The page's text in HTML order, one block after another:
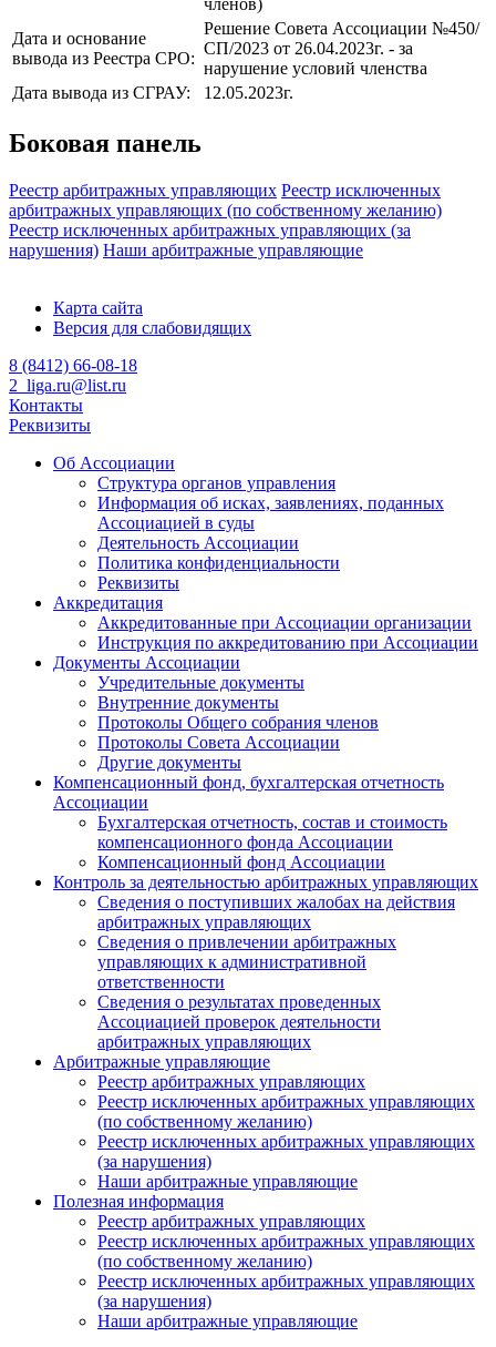
Дата и основание
вывода из Реестра СРО:
Решение Совета Ассоциации №450/
СП/2023 от 26.04.2023г. - за
нарушение условий членства
Дата вывода из СГРАУ:
12.05.2023г.
Боковая панель
Реестр арбитражных управляющих Реестр исключенных
арбитражных управляющих (по собственному желанию)
Реестр исключенных арбитражных управляющих (за
нарушения) Наши арбитражные управляющие
Карта сайта
Версия для слабовидящих
8 (8412) 66-08-18
2_liga.ru@list.ru
Контакты
Реквизиты
Об Ассоциации
Структура органов управления
Информация об исках, заявлениях, поданных
Ассоциацией в суды
Деятельность Ассоциации
Политика конфиденциальности
Реквизиты
Аккредитация
Аккредитованные при Ассоциации организации
Инструкция по аккредитованию при Ассоциации
Документы Ассоциации
Учредительные документы
Внутренние документы
Протоколы Общего собрания членов
Протоколы Совета Ассоциации
Другие документы
Компенсационный фонд, бухгалтерская отчетность
Ассоциации
Бухгалтерская отчетность, состав и стоимость
компенсационного фонда Ассоциации
Компенсационный фонд Ассоциации
Контроль за деятельностью арбитражных управляющих
Сведения о поступивших жалобах на действия
арбитражных управляющих
Сведения о привлечении арбитражных
управляющих к административной
ответственности
Сведения о результатах проведенных
Ассоциацией проверок деятельности
арбитражных управляющих
Арбитражные управляющие
Реестр арбитражных управляющих
Реестр исключенных арбитражных управляющих
(по собственному желанию)
Реестр исключенных арбитражных управляющих
(за нарушения)
Наши арбитражные управляющие
Полезная информация
Реестр арбитражных управляющих
Реестр исключенных арбитражных управляющих
(по собственному желанию)
Реестр исключенных арбитражных управляющих
(за нарушения)
Наши арбитражные управляющие